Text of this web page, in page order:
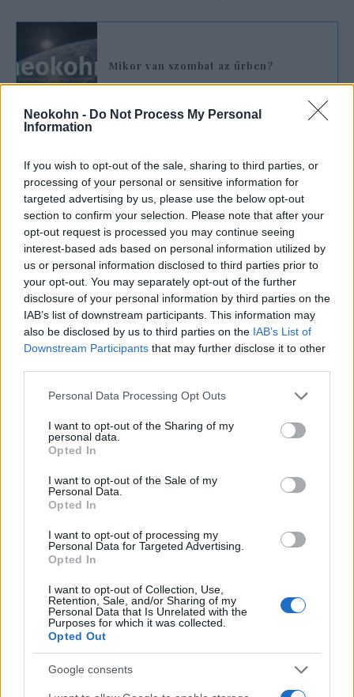
Neokohn - Do Not Process My Personal
Information
If you wish to opt-out of the sale, sharing to third parties, or
processing of your personal or sensitive information for
targeted advertising by us, please use the below opt-out
section to confirm your selection. Please note that after your
opt-out request is processed you may continue seeing
interest-based ads based on personal information utilized by
us or personal information disclosed to third parties prior to
your opt-out. You may separately opt-out of the further
disclosure of your personal information by third parties on the
IAB’s list of downstream participants. This information may
also be disclosed by us to third parties on the IAB’s List of
Downstream Participants that may further disclose it to other
Please note that this website/app uses one or more Google
not limited to your visit or usage behaviour. You may click to
grant or deny consent to Google and its third-party tags to
use your data for below specified purposes in below Google
consent section.
Personal Data Processing Opt Outs
I want to opt-out of the Sharing of my
personal data.
Opted In
I want to opt-out of the Sale of my
Personal Data.
Opted In
I want to opt-out of processing my
Personal Data for Targeted Advertising.
Opted In
I want to opt-out of Collection, Use,
Retention, Sale, and/or Sharing of my
Personal Data that Is Unrelated with the
Purposes for which it was collected.
Opted Out
Google consents
Mikor van szombat az űrben?
veszít tömegéből és erejéből, ami
hatással van a mindennapi életre
és számos problémát okozhat:
megnövekszik az esések
kockázata és a sérülések utáni
gyógyulás ideje is.
Malcolm Jackson, a Liverpooli Egyetem
kutatója elmondta, az elmúlt három évben
keményen dolgoztak azon, hogy
megfeleljenek a projekt kihívásainak. Az
izomösszehúzódásokat generáló elektromos
műszer például normál esetben egy nagy
asztalt megtöltene, azúttal azonban sikerült
kártyapakli-méretűre csökkenteni.
Az új fejlesztés a jövőben más területeken is
hasznosítható lehet. A MicroAge applikációja
segítségével bárki figyelemmel követheti a
kutatás állását.
Izrael meghódítaná a Neptunusz